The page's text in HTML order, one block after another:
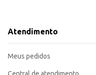
Recomendada para
A Lâmpada Spiralux Ourolux
Atendimento
Meus pedidos